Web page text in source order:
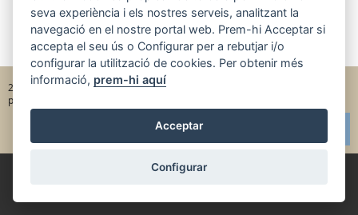
E-mailaigues@aiguesdereus.cat
43201 Reus
2022 - Aigües de Reus | Informació bàsica RGPD
privacitat
seva experiència i els nostres serveis, analitzant la
navegació en el nostre portal web. Prem-hi Acceptar si
accepta el seu ús o Configurar per a rebutjar i/o
configurar la utilització de cookies. Per obtenir més
informació, prem-hi aquí
Acceptar
Configurar